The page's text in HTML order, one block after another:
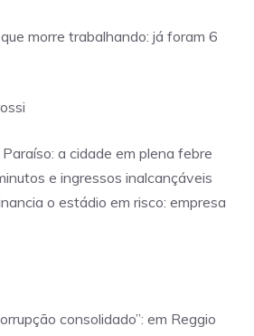
morre trabalhando: já foram 6
a cidade em plena febre
e ingressos inalcançáveis
o estádio em risco: empresa
consolidado”: ​​em Reggio